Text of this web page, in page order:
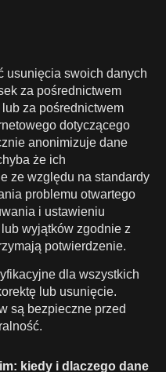
usunięcia swoich danych
za pośrednictwem
za pośrednictwem
dotyczącego
anonimizuje dane
że ich
ze względu na standardy
problemu otwartego
i ustawieniu
wyjątków zgodnie z
potwierdzenie.
dla wszystkich
lub usunięcie.
są bezpieczne przed
kiedy i dlaczego dane